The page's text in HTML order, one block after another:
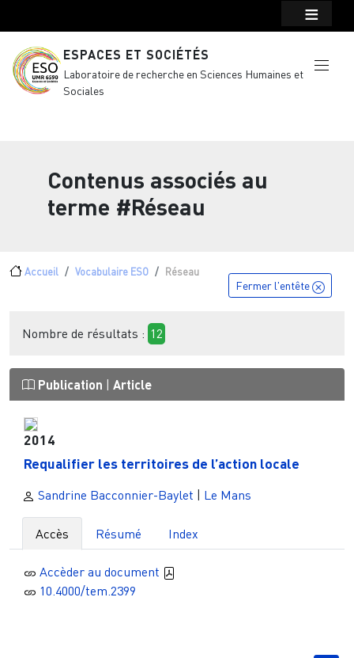
ESPACES ET SOCIÉTÉS
Laboratoire de recherche en Sciences Humaines et
Sociales
Contenus associés au
terme #Réseau
Fil d'Ariane
Accueil Vocabulaire ESO Réseau
Fermer l'entête
Nombre de résultats : 12
Publication Article
2014
Requalifier les territoires de l’action locale
Sandrine Bacconnier-Baylet Le Mans
Accès Résumé Index
Accèder au document
10.4000/tem.2399